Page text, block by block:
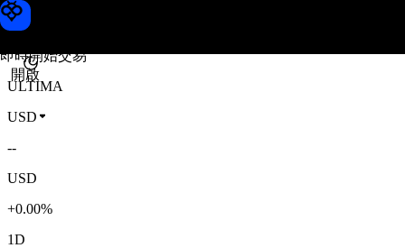
即時開始交易
開啟
ULTIMA 價格
ULTIMA
USD
--
USD
+0.00%
1D